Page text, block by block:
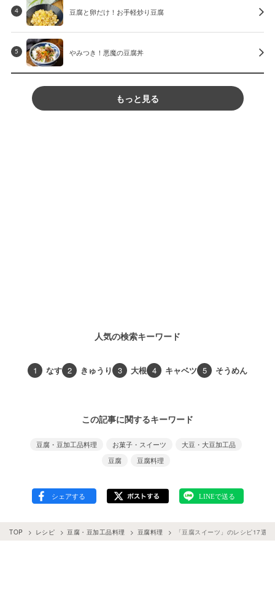
4 豆腐と卵だけ！お手軽炒り豆腐
5 やみつき！悪魔の豆腐丼
もっと見る
人気の検索キーワード
1 なす 2 きゅうり 3 大根 4 キャベツ 5 そうめん
この記事に関するキーワード
豆腐・豆加工品料理 お菓子・スイーツ
大豆・大豆加工品
豆腐
豆腐料理
TOP レシピ 豆腐・豆加工品料理 豆腐料理 「豆腐スイーツ」のレシピ17選